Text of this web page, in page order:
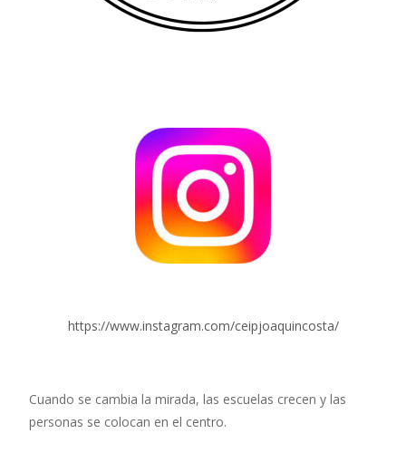
https://www.instagram.com/ceipjoaquincosta/
Cuando se cambia la mirada, las escuelas crecen y las
personas se colocan en el centro.